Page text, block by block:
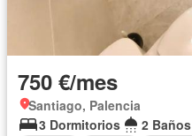
750 €/mes
Santiago, Palencia
3 Dormitorios
2 Baños